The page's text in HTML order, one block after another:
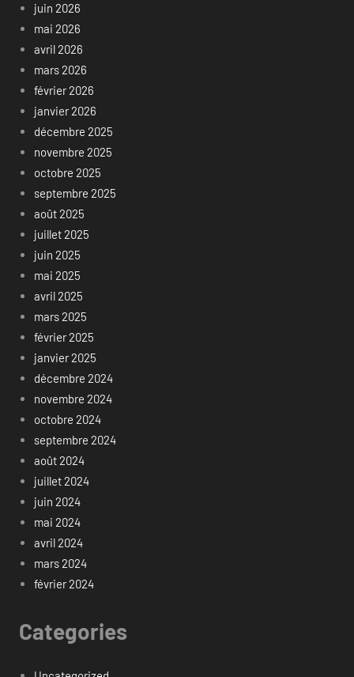
juin 2026
mai 2026
avril 2026
mars 2026
février 2026
janvier 2026
décembre 2025
novembre 2025
octobre 2025
septembre 2025
août 2025
juillet 2025
juin 2025
mai 2025
avril 2025
mars 2025
février 2025
janvier 2025
décembre 2024
novembre 2024
octobre 2024
septembre 2024
août 2024
juillet 2024
juin 2024
mai 2024
avril 2024
mars 2024
février 2024
Categories